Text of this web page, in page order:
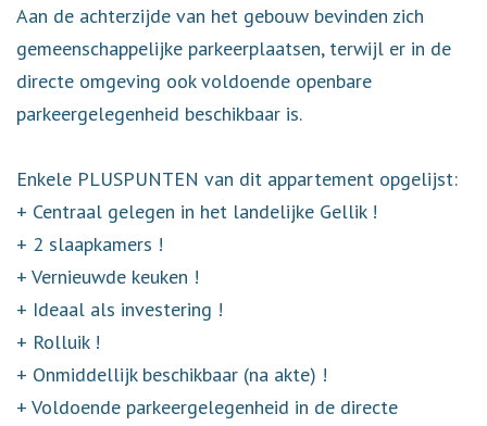
Aan de achterzijde van het gebouw bevinden zich
gemeenschappelijke parkeerplaatsen, terwijl er in de
directe omgeving ook voldoende openbare
parkeergelegenheid beschikbaar is.
Enkele PLUSPUNTEN van dit appartement opgelijst:
+ Centraal gelegen in het landelijke Gellik !
+ 2 slaapkamers !
+ Vernieuwde keuken !
+ Ideaal als investering !
+ Rolluik !
+ Onmiddellijk beschikbaar (na akte) !
+ Voldoende parkeergelegenheid in de directe